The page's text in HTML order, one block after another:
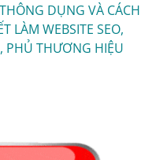
DỤNG VÀ CÁCH
LÀM WEBSITE SEO,
PHỦ THƯƠNG HIỆU